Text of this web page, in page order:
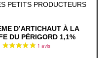
PETITS PRODUCTEURS
D’ARTICHAUT À LA
DU PÉRIGORD 1,1%